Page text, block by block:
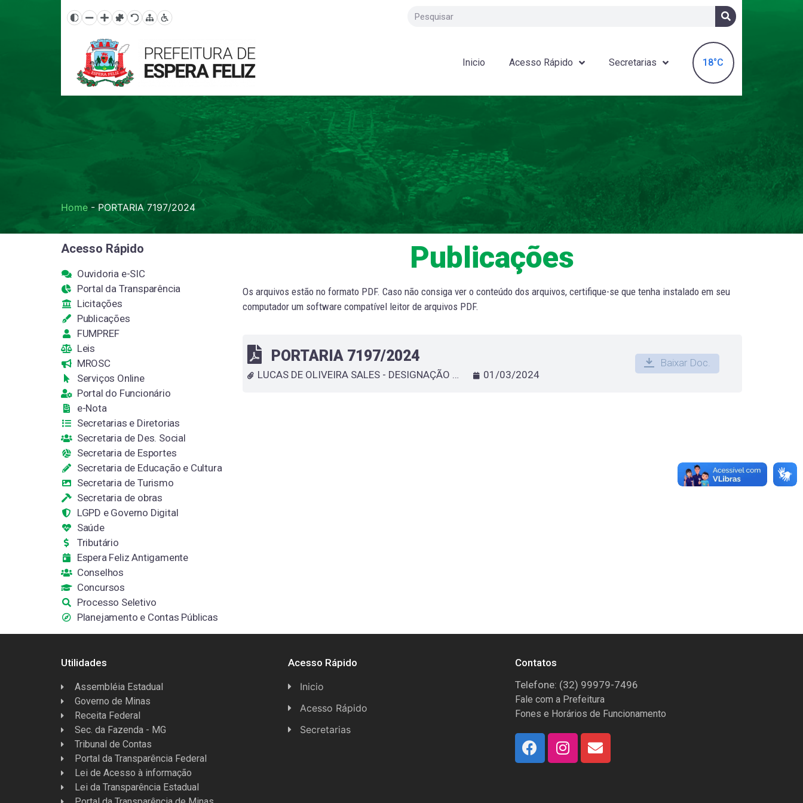
Inicio Acesso Rápido Secretarias 18°C
Home -PORTARIA 7197/2024
Acesso Rápido
Ouvidoria e-SIC
Portal da Transparência
Licitações
Publicações
FUMPREF
Leis
MROSC
Serviços Online
Portal do Funcionário
e-Nota
Secretarias e Diretorias
Secretaria de Des. Social
Secretaria de Esportes
Secretaria de Educação e Cultura
Secretaria de Turismo
Secretaria de obras
LGPD e Governo Digital
Saúde
Tributário
Espera Feliz Antigamente
Conselhos
Concursos
Processo Seletivo
Planejamento e Contas Públicas
Publicações
Os arquivos estão no formato PDF. Caso não consiga ver o conteúdo dos arquivos, certifique-se que tenha instalado em seu
computador um software compatível leitor de arquivos PDF.
PORTARIA 7197/2024
LUCAS DE OLIVEIRA SALES - DESIGNAÇÃO DE SERVIDOR QUE ESPECIFICA 01/03/2024
Baixar Doc.
Utilidades
Assembléia Estadual
Governo de Minas
Receita Federal
Sec. da Fazenda - MG
Tribunal de Contas
Portal da Transparência Federal
Lei de Acesso à informação
Lei da Transparência Estadual
Acesso Rápido
Inicio
Acesso Rápido
Concursos
Secretarias
Contatos
Telefone: (32) 99979-7496
Fale com a Prefeitura
Fones e Horários de Funcionamento